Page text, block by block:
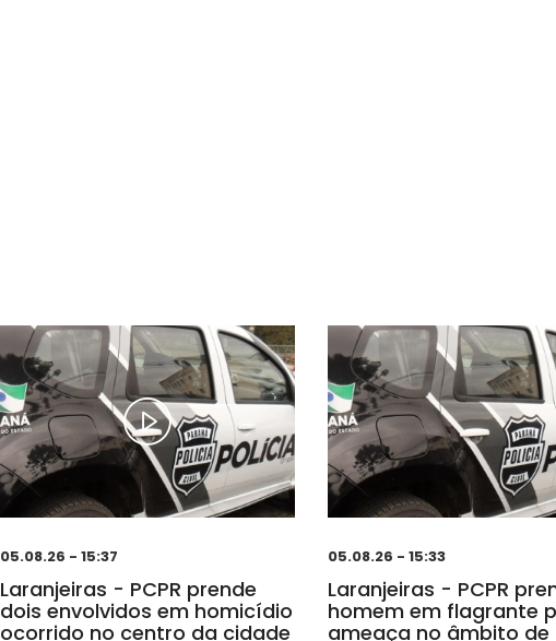
05.08.26 - 15:37
Laranjeiras - PCPR prende
dois envolvidos em homicídio
ocorrido no centro da cidade
05.08.26 - 15:33
Laranjeiras - PCPR
homem em flagrante
ameaça no âmbito de